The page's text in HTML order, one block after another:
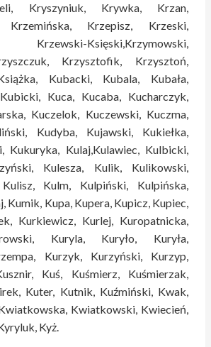
Kryszyniuk, Krywka, Krzan,
Krzemińska, Krzepisz, Krzeski,
Księski,Krzymowski,
Krzysztofik, Krzysztoń,
Kubacki, Kubala, Kubała,
Kuca, Kucaba, Kucharczyk,
Kuczelok, Kuczewski, Kuczma,
Kudyba, Kujawski, Kukiełka,
Kukuryka, Kulaj,Kulawiec, Kulbicki,
Kulesza, Kulik, Kulikowski,
Kulm, Kulpiński, Kulpińska,
Kumik, Kupa, Kupera, Kupicz, Kupiec,
Kurkiewicz, Kurlej, Kuropatnicka,
Kuryla, Kuryło, Kuryła,
Kurzyk, Kurzyński, Kurzyp,
Kuś, Kuśmierz, Kuśmierzak,
Kuter, Kutnik, Kuźmiński, Kwak,
Kwiatkowski, Kwiecień,
Kyż.